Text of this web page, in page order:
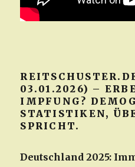
03.01.2026) –
IMPFUNG?
STATISTIKEN,
SPRICHT.
Deutschland 2025: